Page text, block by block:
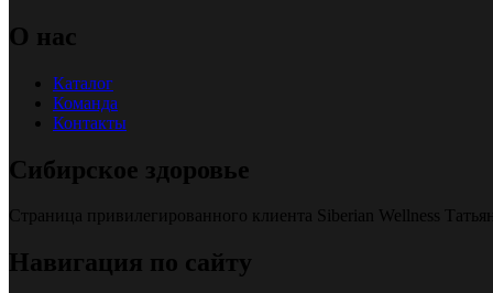
О нас
Каталог
Команда
Контакты
Сибирское здоровье
Страница привилегированного клиента Siberian Wellness
Навигация по сайту